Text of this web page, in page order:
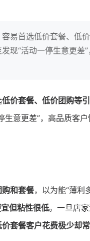
易首选低价套餐、低
现“活动一停生意更差
低价套餐、低价团购等
生意更差”，高品质客
和套餐，以为能“薄利
但粘性很低。一旦店
价套餐客户花费极少却
私域样本打法！新希望白帝乳
企业微信实现销售额翻 8 倍